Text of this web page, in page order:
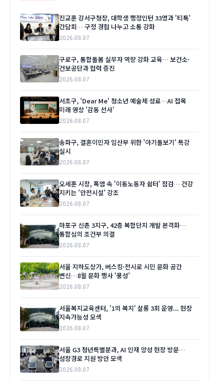
진교훈 강서구청장, 대학생 행정인턴 33명과 '티톡'
간담회… 구정 경험 나누고 소통 강화
2026.08.07
구로구, 통합돌봄 실무자 역량 강화 교육… 보건소·
건보공단과 협력 증진
2026.08.07
서초구, 'Dear Me' 청소년 예술제 성료…AI 접목
미래 영상 '감동 선사'
2026.08.07
송파구, 결혼이민자 임산부 위한 '아기돌보기' 특강
실시
2026.08.07
오세훈 시장, 폭염 속 '이동노동자 쉼터' 점검… 건강
지키는 '안전시설' 강조
2026.08.07
마포구 신촌 3지구, 42층 복합단지 개발 본격화…
통합심의 조건부 의결
2026.08.07
서울 지하도상가, 버스킹·전시로 시민 문화 공간
변신…8월 문화 행사 '풍성'
2026.08.07
서울복지교육센터, '1의 복지' 살롱 3회 운영... 현장
지속가능성 모색
2026.08.07
서울 G3 청년특별분과, AI 인재 양성 현장 방문…
성장경로 지원 방안 모색
2026.08.07